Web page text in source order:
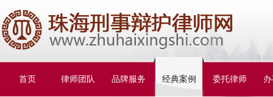
首页 律师团队 品牌服务 经典案例 委托律师